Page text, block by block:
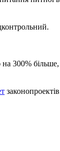
300% більше,